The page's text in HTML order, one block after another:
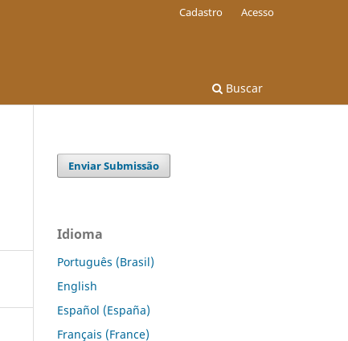
Buscar
Cadastro Acesso
Enviar Submissão
Idioma
Português (Brasil)
English
Español (España)
Français (France)